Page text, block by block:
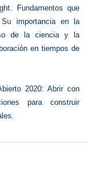
Fundamentos que
importancia en la
de la ciencia y la
en tiempos de
2020: Abrir con
para construir